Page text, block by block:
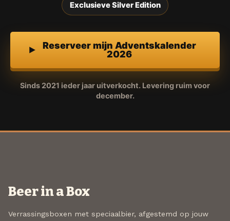
Exclusieve Silver Edition
Reserveer mijn Adventskalender
2026
Sinds 2021 ieder jaar uitverkocht. Levering ruim voor
december.
Beer in a Box
Verrassingsboxen met speciaalbier, afgestemd op jouw